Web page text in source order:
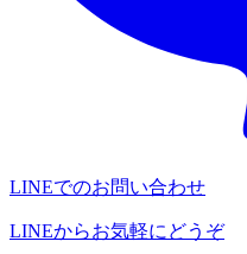
LINEでのお問い合わせ
LINEからお気軽にどうぞ